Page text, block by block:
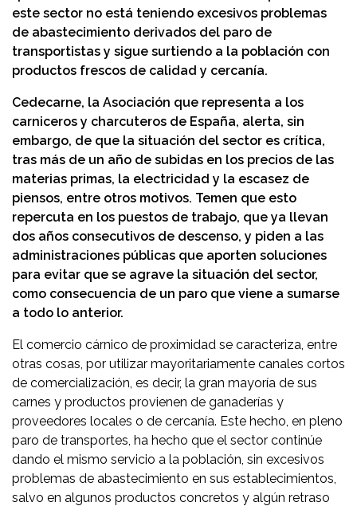
este sector no está teniendo excesivos problemas
de abastecimiento derivados del paro de
transportistas y sigue surtiendo a la población con
productos frescos de calidad y cercanía.
Cedecarne, la Asociación que representa a los
carniceros y charcuteros de España, alerta, sin
embargo, de que la situación del sector es crítica,
tras más de un año de subidas en los precios de las
materias primas, la electricidad y la escasez de
piensos, entre otros motivos. Temen que esto
repercuta en los puestos de trabajo, que ya llevan
dos años consecutivos de descenso, y piden a las
administraciones públicas que aporten soluciones
para evitar que se agrave la situación del sector,
como consecuencia de un paro que viene a sumarse
a todo lo anterior.
El comercio cárnico de proximidad se caracteriza, entre
otras cosas, por utilizar mayoritariamente canales cortos
de comercialización, es decir, la gran mayoría de sus
carnes y productos provienen de ganaderías y
proveedores locales o de cercanía. Este hecho, en pleno
paro de transportes, ha hecho que el sector continúe
dando el mismo servicio a la población, sin excesivos
problemas de abastecimiento en sus establecimientos,
salvo en algunos productos concretos y algún retraso